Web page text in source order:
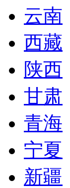
云南
西藏
陕西
甘肃
青海
宁夏
新疆